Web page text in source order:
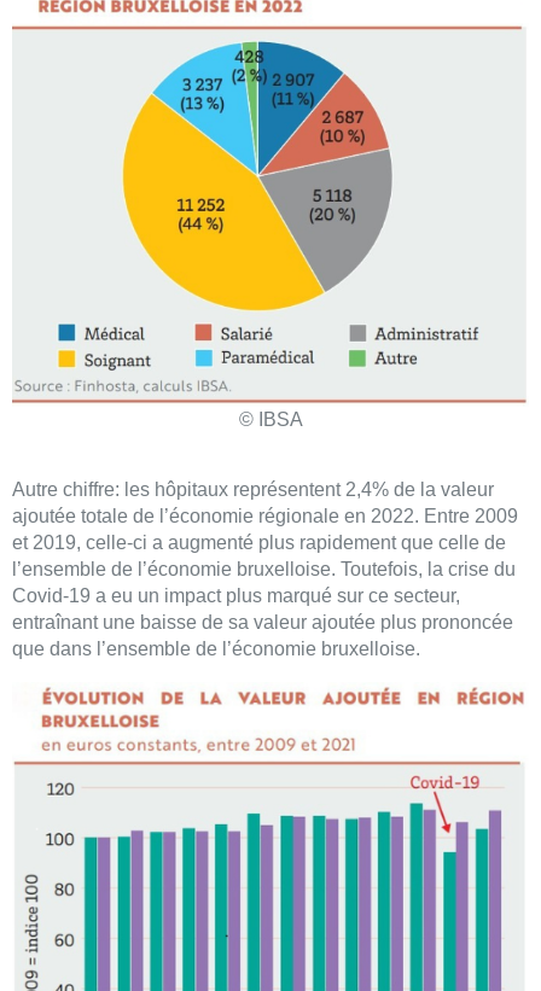
© IBSA
Autre chiffre: les hôpitaux représentent 2,4% de la valeur
ajoutée totale de l’économie régionale en 2022. Entre 2009
et 2019, celle-ci a augmenté plus rapidement que celle de
l’ensemble de l’économie bruxelloise. Toutefois, la crise du
Covid-19 a eu un impact plus marqué sur ce secteur,
entraînant une baisse de sa valeur ajoutée plus prononcée
que dans l’ensemble de l’économie bruxelloise.